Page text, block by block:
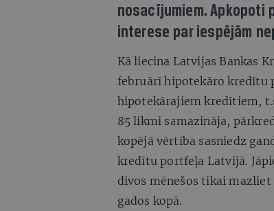
nosacījumiem.
interese par iespējām
Kā liecina Latvijas Bankas
februārī hipotekāro kredītu
hipotekārajiem kredītiem,
85 likmi samazināja,
kopējā vērtība sasniedz
kredītu portfeļa Latvijā.
divos mēnešos tikai
gados kopā.